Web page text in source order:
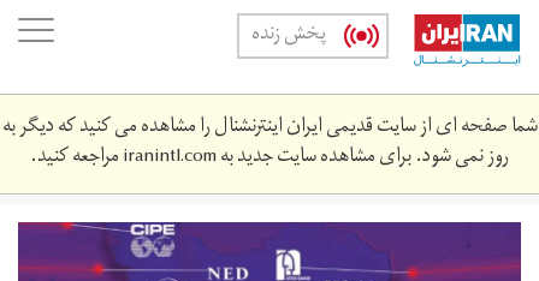
Skip
main
content
پخش زنده
شما صفحه ای از سایت قدیمی ایران اینترنشنال را مشاهده می کنید که دیگر به
روز نمی شود. برای مشاهده سایت جدید بهiranintl.comمراجعه کنید.
khrj_z_dyd_2.jpg